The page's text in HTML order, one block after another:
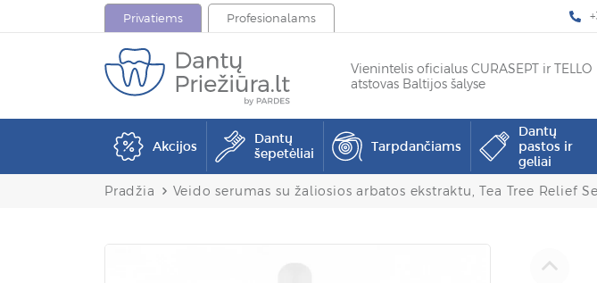
Privatiems Profesionalams
Vienintelis oficialus CURASEPT ir TELLO
atstovas Baltijos šalyse
Akcijos
Dantų
šepetėliai
Tarpdančiams
Dantų
pastos ir
geliai
Pradžia Veido serumas su žaliosios arbatos ekstraktu, Tea Tree Relief